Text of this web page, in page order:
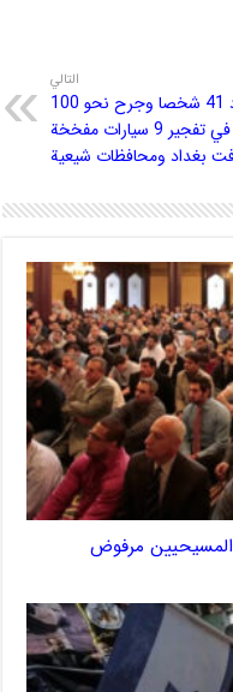
التالي
استشهاد 41 شخصا وجرح نحو 100
في تفجير 9 سيارات مفخخة
بغداد ومحافظات شيعية
مرفوض